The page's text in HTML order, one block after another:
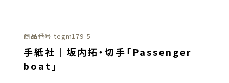
商品番号 tegm179-5
手紙社｜坂内拓・切手「Passenger
boat」